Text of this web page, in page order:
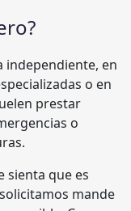
independiente, en
o en
prestar
o
sienta que es
mande